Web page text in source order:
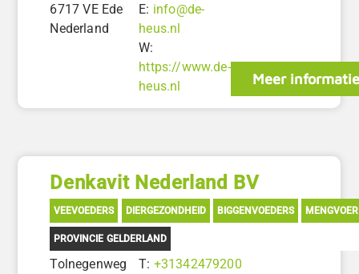
6717 VE Ede
Nederland
E: info@de-
heus.nl
W:
https://www.de-
heus.nl
Meer
Denkavit Nederland BV
VEEVOEDERS DIERGEZONDHEID BIGGENVOEDERS MENGVOER
PROVINCIE GELDERLAND
Tolnegenweg
T: +31342479200